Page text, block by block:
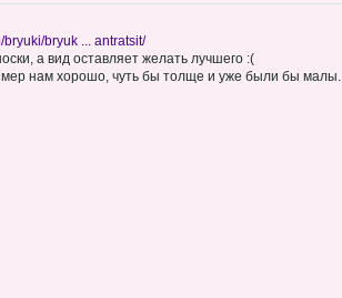
bryuk ... antratsit/
а вид оставляет желать лучшего :(
нам хорошо, чуть бы толще и уже были бы малы.